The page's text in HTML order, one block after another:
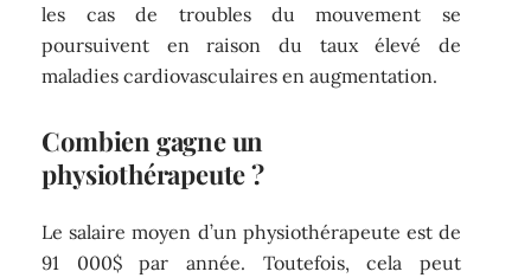
les cas de troubles du mouvement se
poursuivent en raison du taux élevé de
maladies cardiovasculaires en augmentation.
Combien gagne un
physiothérapeute ?
Le salaire moyen d’un physiothérapeute est de
91 000$ par année. Toutefois, cela peut